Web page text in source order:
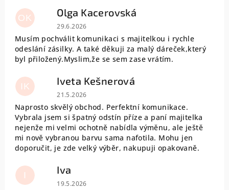
OK Olga Kacerovská
Hodnocení obchodu je 5 z 5 hvězdiček.
29.6.2026
Musím pochválit komunikaci s majitelkou i rychle
odeslání zásilky. A také děkuji za malý dáreček,který
byl přiložený.Myslim,že se sem zase vrátím.
IK Iveta Kešnerová
Hodnocení obchodu je 5 z 5 hvězdiček.
21.5.2026
Naprosto skvělý obchod. Perfektní komunikace.
Vybrala jsem si špatný odstín příze a paní majitelka
nejenže mi velmi ochotně nabídla výměnu, ale ještě
mi nově vybranou barvu sama nafotila. Mohu jen
doporučit, je zde velký výběr, nakupuji opakovaně.
I Iva
Hodnocení obchodu je 5 z 5 hvězdiček.
19.5.2026